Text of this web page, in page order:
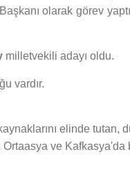
olarak görev
milletvekili adayı oldu.
vardır.
elinde tutan,
Ortaasya ve Kafkasya'da